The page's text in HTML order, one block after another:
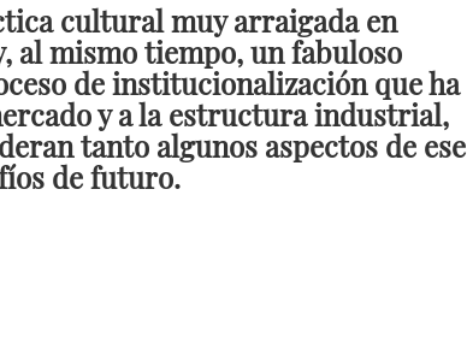
cultural muy arraigada en
al mismo tiempo, un fabuloso
de institucionalización que ha
y a la estructura industrial,
tanto algunos aspectos de ese
de futuro.